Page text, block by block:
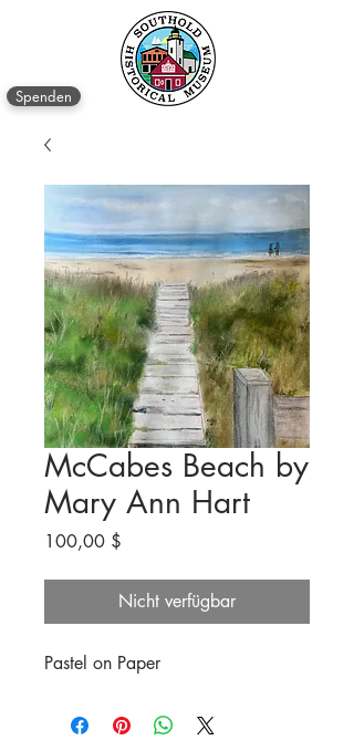
Spenden
McCabes Beach by
Mary Ann Hart
100,00 $
Nicht verfügbar
Pastel on Paper